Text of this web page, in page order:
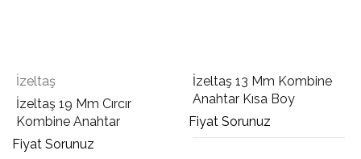
İzeltaş
İzeltaş 19 Mm Cırcır
Kombine Anahtar
Fiyat Sorunuz
İzeltaş 13 Mm Kombine
Anahtar Kısa Boy
Fiyat Sorunuz